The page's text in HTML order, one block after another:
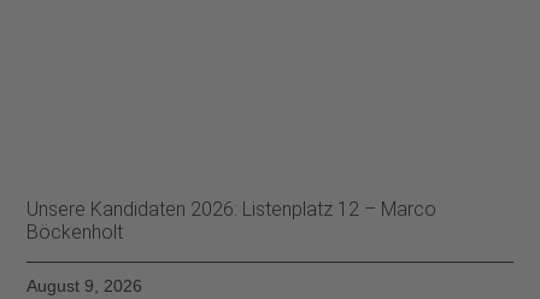
Unsere Kandidaten 2026: Listenplatz 12 – Marco
Böckenholt
August 9, 2026